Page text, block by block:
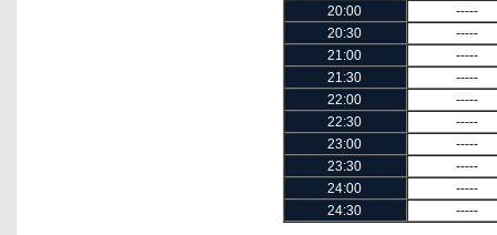
20:00
-----
20:30
-----
21:00
-----
21:30
-----
22:00
-----
22:30
-----
23:00
-----
23:30
-----
24:00
-----
24:30
-----